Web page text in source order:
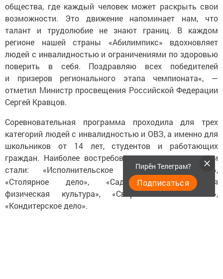
общества, где каждый человек может раскрыть свои
возможности. Это движение напоминает нам, что
талант и трудолюбие не знают границ. В каждом
регионе нашей страны «Абилимпикс» вдохновляет
людей с инвалидностью и ограничениями по здоровью
поверить в себя. Поздравляю всех победителей
и призеров регионального этапа чемпионата«, —
отметил Министр просвещения Российской Федерации
Сергей Кравцов.
Соревновательная программа проходила для трех
категорий людей с инвалидностью и ОВЗ, а именно для
школьников от 14 лет, студентов и работающих
граждан. Наиболее востребованными компетенциями
стали: «Исполнительское мастерство (вокал)»,
«Столярное дело», «Садовник», «Адаптивная
физическая культура», «Сварочные технологии»,
«Кондитерское дело».
Пирӗн Телеграм?
Подписаться